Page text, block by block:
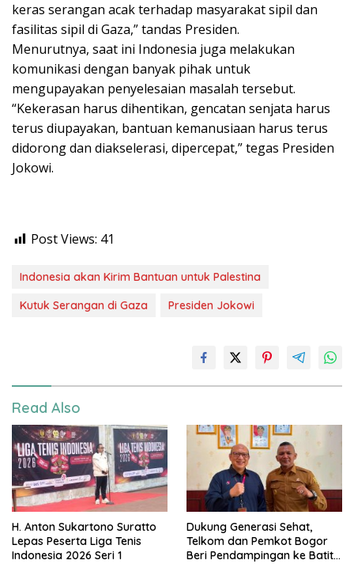
keras serangan acak terhadap masyarakat sipil dan
fasilitas sipil di Gaza,” tandas Presiden.
Menurutnya, saat ini Indonesia juga melakukan
komunikasi dengan banyak pihak untuk
mengupayakan penyelesaian masalah tersebut.
“Kekerasan harus dihentikan, gencatan senjata harus
terus diupayakan, bantuan kemanusiaan harus terus
didorong dan diakselerasi, dipercepat,” tegas Presiden
Jokowi.
Post Views: 41
Indonesia akan Kirim Bantuan untuk Palestina
Kutuk Serangan di Gaza
Presiden Jokowi
Read Also
H. Anton Sukartono Suratto
Lepas Peserta Liga Tenis
Indonesia 2026 Seri 1
Dukung Generasi Sehat,
Telkom dan Pemkot Bogor
Beri Pendampingan ke Batita